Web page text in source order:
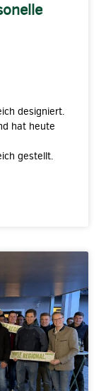
designiert.
hat heute
gestellt.